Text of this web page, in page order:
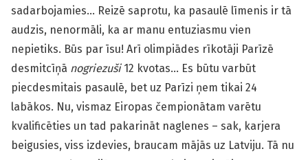
sadarbojamies… Reizē saprotu, ka pasaulē līmenis ir tā
audzis, nenormāli, ka ar manu entuziasmu vien
nepietiks. Būs par īsu! Arī olimpiādes rīkotāji Parīzē
desmitcīņā nogriezuši12 kvotas… Es būtu varbūt
piecdesmitais pasaulē, bet uz Parīzi ņem tikai 24
labākos. Nu, vismaz Eiropas čempionātam varētu
kvalificēties un tad pakarināt naglenes – sak, karjera
beigusies, viss izdevies, braucam mājās uz Latviju. Tā nu